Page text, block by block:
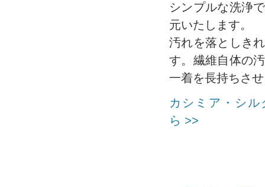
シンプルな洗浄
元いたします。
汚れを落としき
す。繊維自体の
一着を長持ちさ
カシミア・シ
ら >>